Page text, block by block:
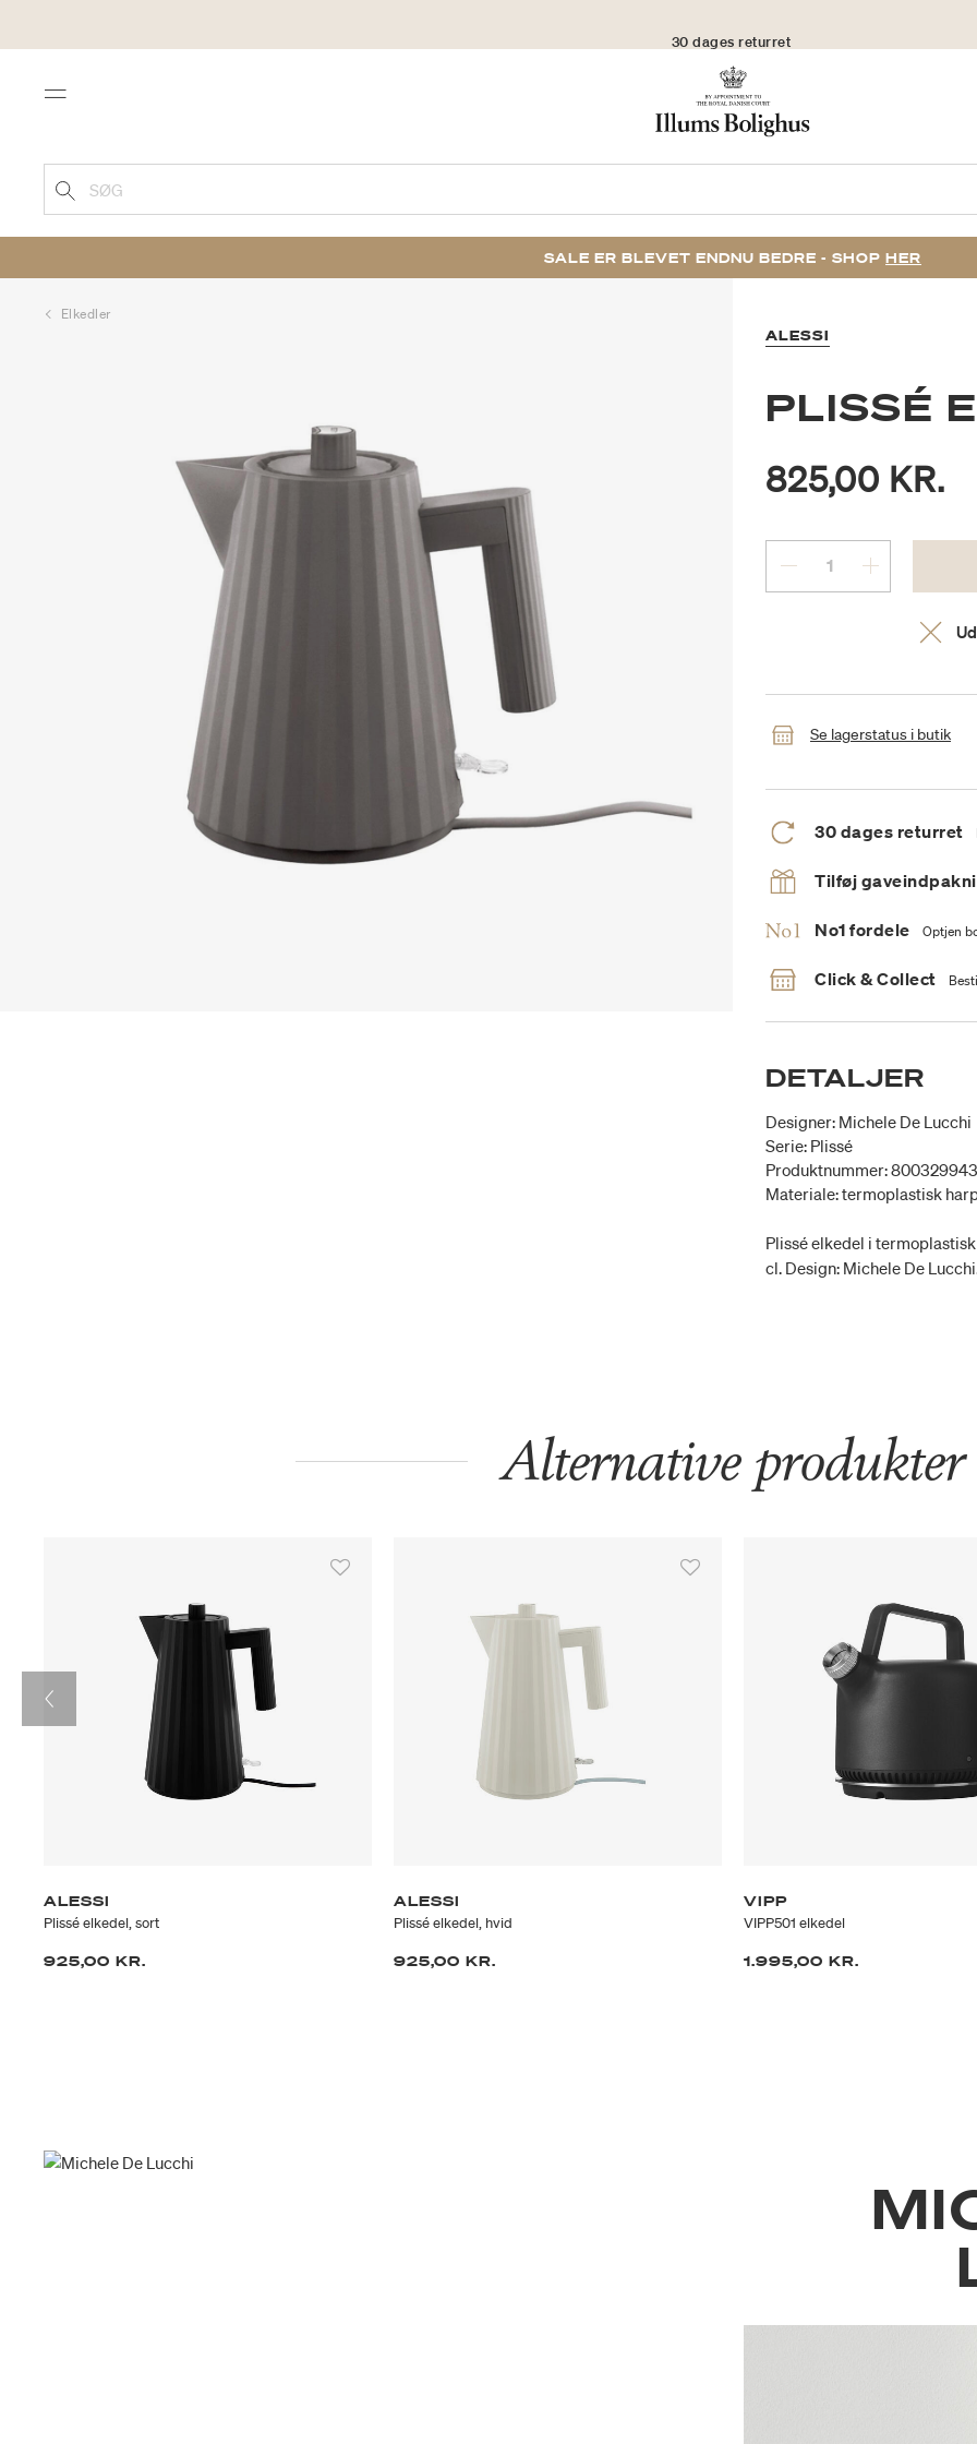
Menu
SØG
SALE ER BLEVET ENDNU BEDRE - SHOP HER
Elkedler
ALESSI
PLISSÉ
825,00 KR.
Se lagerstatus i butik
30 dages returret
Tilføj
No1 fordele Optjen
Click & Collect
DETALJER
Designer: Michele De Lucchi
Serie: Plissé
Produktnummer:
Materiale: termoplastisk
Plissé elkedel i
cl. Design: Michele De
Alternative produkter
ALESSI
Plissé elkedel, sort
925,00 KR.
ALESSI
Plissé elkedel, hvid
925,00 KR.
VIPP
VIPP501 elkedel
1.995,00 KR.